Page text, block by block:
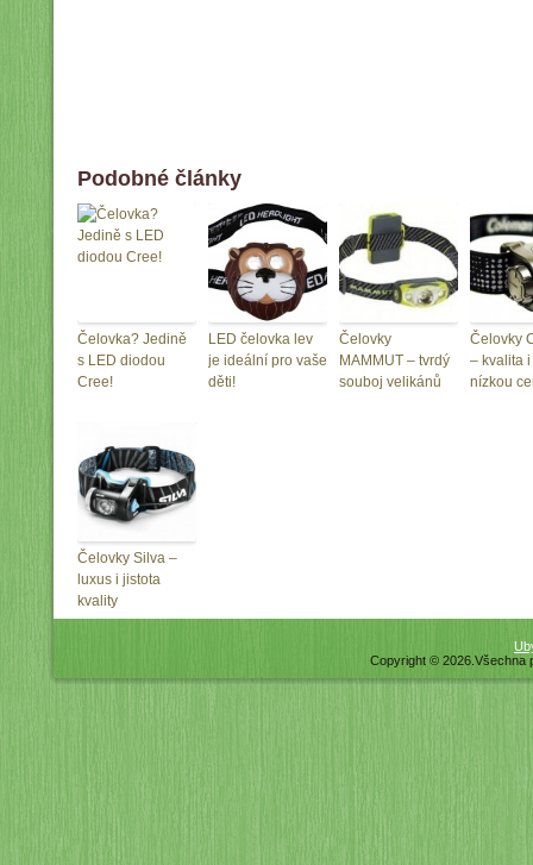
Podobné články
Čelovka? Jedině
s LED diodou
Cree!
LED čelovka lev
je ideální pro vaše
děti!
Čelovky
MAMMUT – tvrdý
souboj velikánů
Čelovky
– kvalita i
nízkou
Čelovky Silva –
luxus i jistota
kvality
Copyright © 2026.Všechna